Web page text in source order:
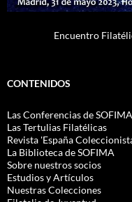
Encuentro
CONTENIDOS
Las Conferencias de SOFIMA
Las Tertulias Filatélicas
Revista 'España
La Biblioteca de SOFIMA
Sobre nuestros socios
Estudios y Artículos
Nuestras Colecciones